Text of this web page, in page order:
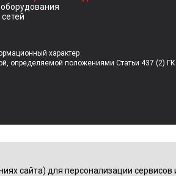
характер
определяемой положениями Статьи 437 (2)
сайта) для персонализации